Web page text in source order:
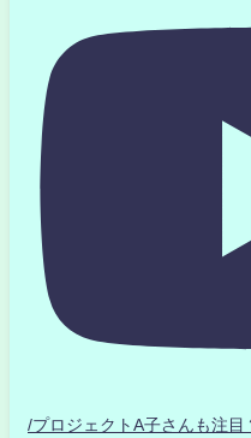
/プロジェクトA子さんも注